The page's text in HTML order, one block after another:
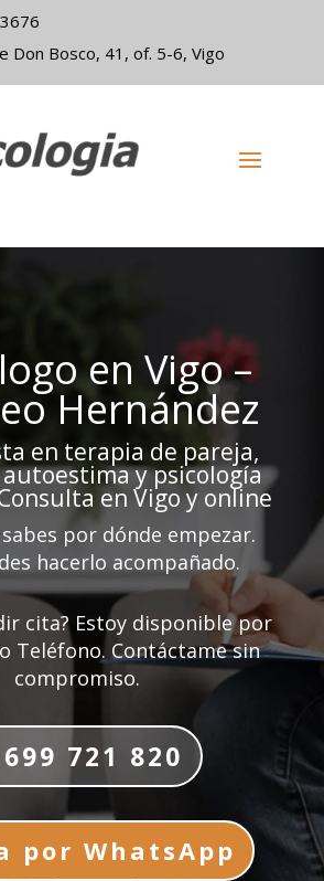
Don Bosco, 41, of. 5-6, Vigo
en Vigo –
Hernández
en terapia de pareja,
y psicología
en Vigo y online
por dónde empezar.
hacerlo acompañado.
cita? Estoy disponible por
Teléfono. Contáctame sin
compromiso.
699 721 820
por WhatsApp